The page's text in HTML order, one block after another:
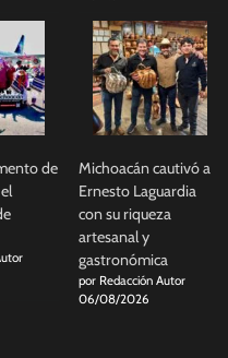
de
Michoacán cautivó a
Ernesto Laguardia
con su riqueza
artesanal y
gastronómica
por Redacción Autor
06/08/2026